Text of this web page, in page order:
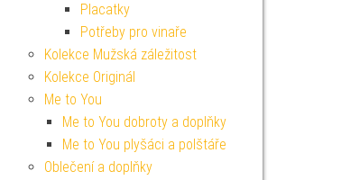
Placatky
Potřeby pro vinaře
Kolekce Mužská záležitost
Kolekce Originál
Me to You
Me to You dobroty a doplňky
Me to You plyšáci a polštáře
Oblečení a doplňky